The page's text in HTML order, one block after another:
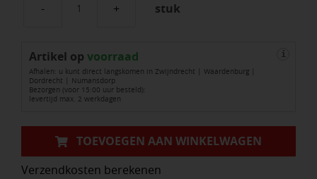
Bezemsteel
150
x
2,4
aantal
stuk
Artikel op voorraad
Afhalen: u kunt direct langskomen in Zwijndrecht | Waardenburg |
Dordrecht | Numansdorp
Bezorgen (voor 15:00 uur besteld):
levertijd max. 2 werkdagen
i
TOEVOEGEN AAN WINKELWAGEN
Verzendkosten berekenen